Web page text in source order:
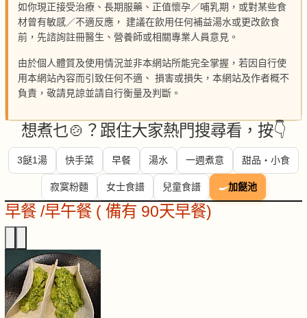
如你現正接受治療、長期服藥、正值懷孕／哺乳期，或對某些食
材曾有敏感／不適反應， 建議在飲用任何補益湯水或更改飲食
前，先諮詢註冊醫生、營養師或相關專業人員意見。
由於個人體質及使用情況並非本網站所能完全掌握，若因自行使
用本網站內容而引致任何不適、 損害或損失，本網站及作者概不
負責，敬請見諒並請自行衡量及判斷。
想煮乜🍲？跟住大家熱門搜尋看，按👇
3餸1湯 快手菜 早餐 湯水 一週煮意 甜品・小食
寂寞粉麵 女士食譜 兒童食譜 🍳加餸池
早餐 /早午餐 ( 備有 90天早餐)